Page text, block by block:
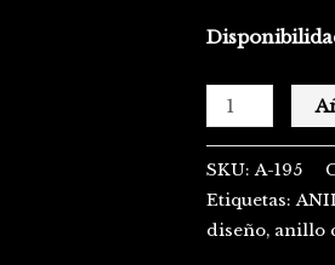
SKU:A-195
Etiquetas:
diseño, anillo